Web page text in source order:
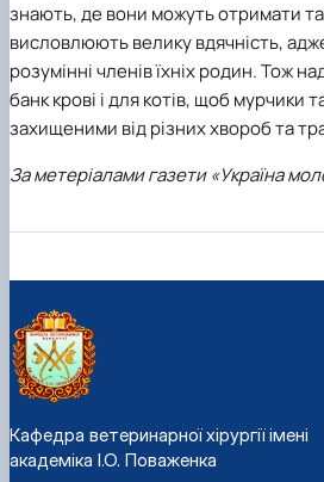
знають, де вони можуть отримати
висловлюють велику вдячність,
розумінні членів їхніх родин. Тож
банк крові і для котів, щоб мурчики
захищеними від різних хвороб та
За метеріалами газети «Україна
Кафедра ветеринарної хірургії імені
академіка І.О. Поваженка